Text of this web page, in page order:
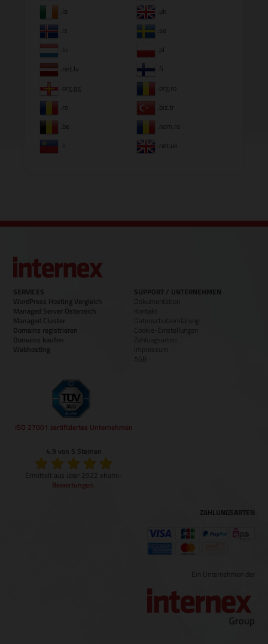
.ie
.uk
.is
.se
.lu
.pl
.net.lv
.fi
.org.gg
.org.ro
.ro
.biz.tr
.be
.nom.ro
.li
.net.uk
SERVICES
WordPress Hosting Vergleich
Managed Server Österreich
Managed Cluster
Domains registrieren
Domains kaufen
Webhosting
SUPPORT / UNTERNEHMEN
Dokumentation
Kontakt
Datenschutzerklärung
Cookie-Einstellungen
Zahlungsarten
Impressum
AGB
ISO 27001 zertifiziertes Unternehmen
4.9 von 5 Sternen
Ermittelt aus über 2922 eKomi-
Bewertungen
ZAHLUNGSARTEN
Ein Unternehmen der